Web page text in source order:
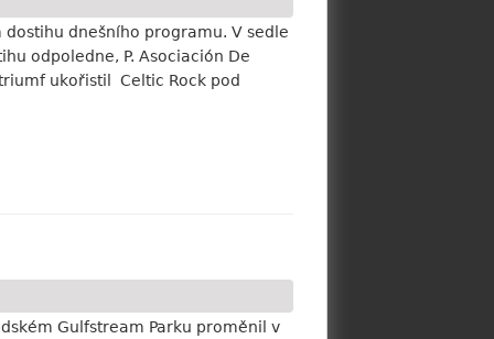
dnešního programu. V sedle
odpoledne, P. Asociación De
ukořistil Celtic Rock pod
Gulfstream Parku proměnil v